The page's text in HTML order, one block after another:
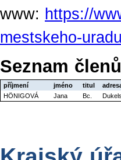
www: https://
mestskeho-uradu
Seznam členů
příjmení jméno titul
HÖNIGOVÁ
Jana Bc.